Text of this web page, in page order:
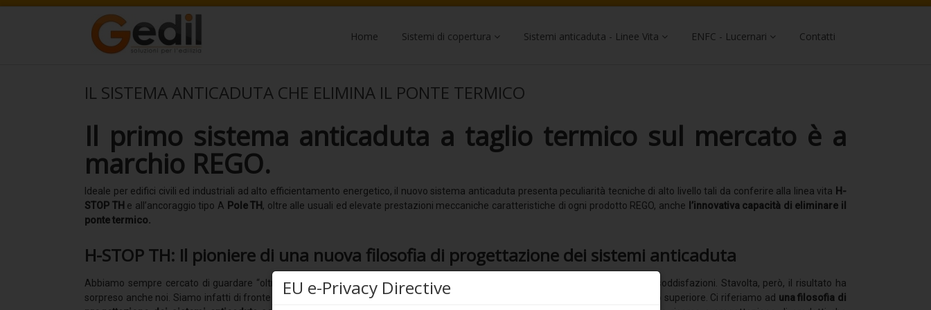
Home Sistemi di copertura Sistemi anticaduta - Linee Vita ENFC - Lucernari Contatti
IL SISTEMA ANTICADUTA CHE ELIMINA IL PONTE TERMICO
Il primo sistema anticaduta a taglio termico sul mercato è a
marchio REGO.
Ideale per edifici civili ed industriali ad alto efficientamento energetico, il nuovo sistema anticaduta presenta peculiarità tecniche di alto livello tali da conferire alla linea vita H-
STOP TH e all’ancoraggio tipo A Pole TH , oltre alle usuali ed elevate prestazioni meccaniche caratteristiche di ogni prodotto REGO, anche
l’innovativa capacità di eliminare il
ponte termico.
H-STOP TH: Il pioniere di una nuova filosofia di progettazione dei sistemi anticaduta
Abbiamo sempre cercato di guardare “oltre” e dobbiamo ammettere che questo ‘modus operandi’ ci ha riservato spesso delle soddisfazioni. Stavolta, però, il risultato ha
sorpreso anche noi. Siamo infatti di fronte ad un cambiamento notevole che porta il settore della sicurezza anticaduta ad un livello superiore. Ci riferiamo ad una filosofia di
EU e-Privacy Directive